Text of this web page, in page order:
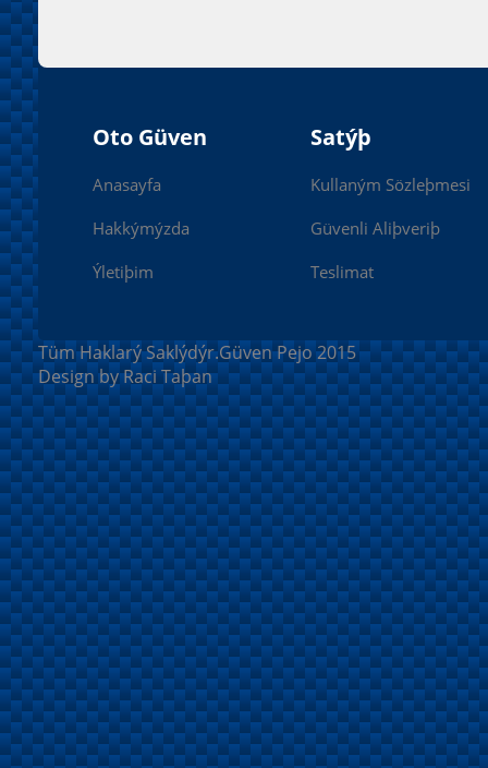
Oto Güven
Anasayfa
Hakkýmýzda
Ýletiþim
Satýþ
Kullaným Sözleþmesi
Güvenli Aliþveriþ
Teslimat
Tüm Haklarý Saklýdýr.Güven Pejo 2015
Design by Raci Taþan